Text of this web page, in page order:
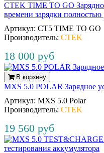
CTEK TIME TO GO
времени зарядки полностью
Артикул: CT5 TIME TO GO
Производитель: CTEK
18 000 руб
В корзину
MXS 5.0 POLAR Зарядное
Артикул: MXS 5.0 Polar
Производитель: CTEK
19 560 руб